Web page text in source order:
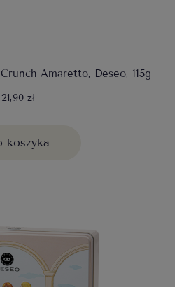
Amaretto, Deseo, 115g
21,90 zł
koszyka